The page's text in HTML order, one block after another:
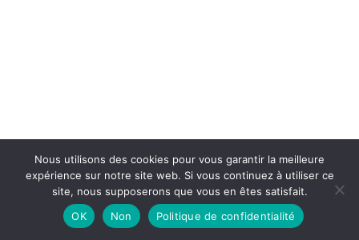
6
Nous utilisons des cookies pour vous garantir la meilleure
expérience sur notre site web. Si vous continuez à utiliser ce
site, nous supposerons que vous en êtes satisfait.
OK
Non Politique de confidentialité